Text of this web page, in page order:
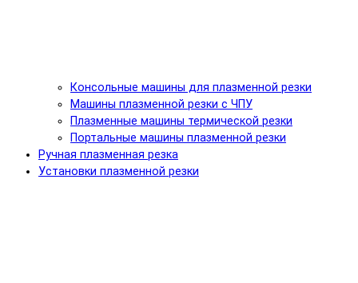
Консольные машины для плазменной резки
Машины плазменной резки с ЧПУ
Плазменные машины термической резки
Портальные машины плазменной резки
Ручная плазменная резка
Установки плазменной резки